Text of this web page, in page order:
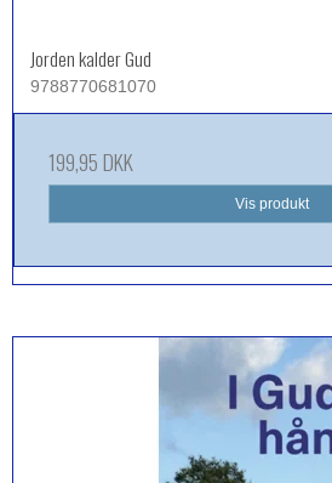
Jorden kalder Gud
9788770681070
199,95 DKK
Vis produkt